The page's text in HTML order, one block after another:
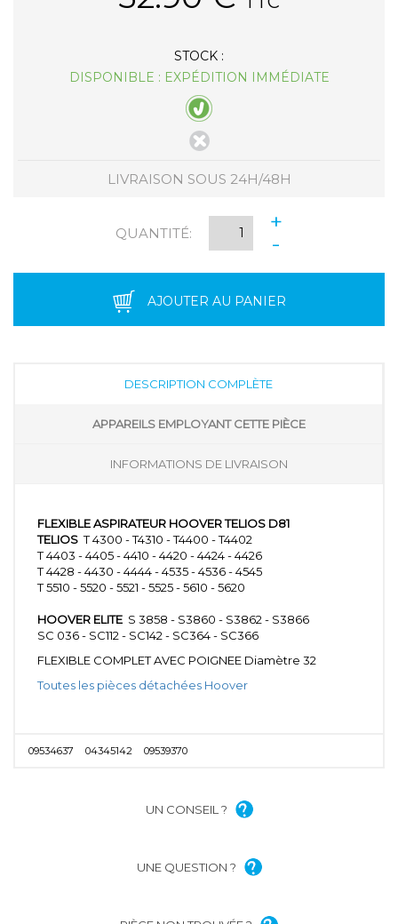
STOCK :
DISPONIBLE : EXPÉDITION IMMÉDIATE
LIVRAISON SOUS 24H/48H
QUANTITÉ:
+
-
AJOUTER AU PANIER
DESCRIPTION COMPLÈTE
APPAREILS EMPLOYANT CETTE PIÈCE
INFORMATIONS DE LIVRAISON
FLEXIBLE ASPIRATEUR HOOVER TELIOS D81
TELIOST 4300 - T4310 - T4400 - T4402
T 4403 - 4405 - 4410 - 4420 - 4424 - 4426
T 4428 - 4430 - 4444 - 4535 - 4536 - 4545
T 5510 - 5520 - 5521 - 5525 - 5610 - 5620
HOOVER ELITE S 3858 - S3860 - S3862 - S3866
SC 036 - SC112 - SC142 - SC364 - SC366
FLEXIBLE COMPLET AVEC POIGNEE Diamètre 32
Toutes les pièces détachées Hoover
09534637 04345142 09539370
UN CONSEIL ?
UNE QUESTION ?